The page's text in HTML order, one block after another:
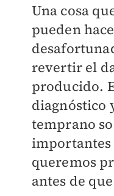
Una cosa
pueden
revertir el
producido.
diagnóstico
temprano
importantes
queremos
antes de